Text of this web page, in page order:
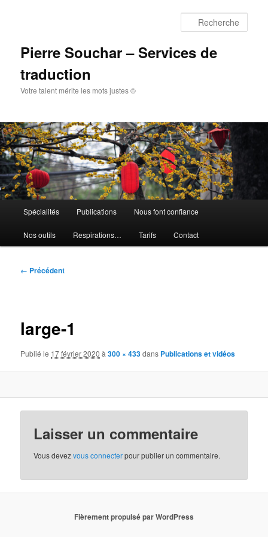
Pierre Souchar – Services de
traduction
Votre talent mérite les mots justes ©
principal
Spécialités Publications Nous font confiance
Nos outils Respirations… Tarifs Contact
Navigation
← Précédent
large-1
Publié le 17 février 2020 à300 × 433dans Publications et vidéos
Laisser un commentaire
Vous devezvous connecterpour publier un commentaire.
Fièrement propulsé par WordPress